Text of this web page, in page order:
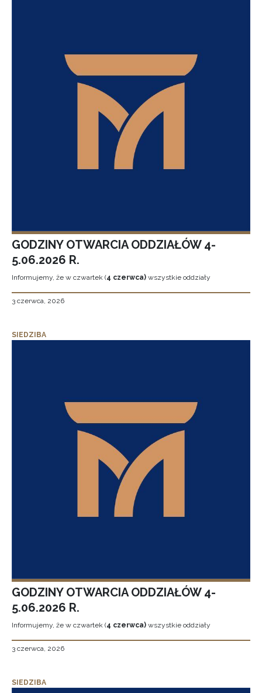
GODZINY OTWARCIA ODDZIAŁÓW 4-
5.06.2026 R.
Informujemy, że w czwartek (4 czerwca) wszystkie oddziały
3 czerwca, 2026
SIEDZIBA
GODZINY OTWARCIA ODDZIAŁÓW 4-
5.06.2026 R.
Informujemy, że w czwartek (4 czerwca) wszystkie oddziały
3 czerwca, 2026
SIEDZIBA